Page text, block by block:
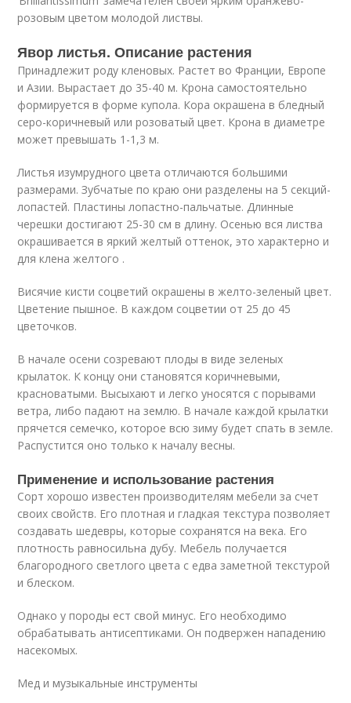
розовым цветом молодой листвы.
Явор листья. Описание растения
Принадлежит роду кленовых. Растет во Франции, Европе
и Азии. Вырастает до 35-40 м. Крона самостоятельно
формируется в форме купола. Кора окрашена в бледный
серо-коричневый или розоватый цвет. Крона в диаметре
может превышать 1-1,3 м.
Листья изумрудного цвета отличаются большими
размерами. Зубчатые по краю они разделены на 5 секций-
лопастей. Пластины лопастно-пальчатые. Длинные
черешки достигают 25-30 см в длину. Осенью вся листва
окрашивается в яркий желтый оттенок, это характерно и
для клена желтого .
Висячие кисти соцветий окрашены в желто-зеленый цвет.
Цветение пышное. В каждом соцветии от 25 до 45
цветочков.
В начале осени созревают плоды в виде зеленых
крылаток. К концу они становятся коричневыми,
красноватыми. Высыхают и легко уносятся с порывами
ветра, либо падают на землю. В начале каждой крылатки
прячется семечко, которое всю зиму будет спать в земле.
Распустится оно только к началу весны.
Применение и использование растения
Сорт хорошо известен производителям мебели за счет
своих свойств. Его плотная и гладкая текстура позволяет
создавать шедевры, которые сохранятся на века. Его
плотность равносильна дубу. Мебель получается
благородного светлого цвета с едва заметной текстурой
и блеском.
Однако у породы ест свой минус. Его необходимо
обрабатывать антисептиками. Он подвержен нападению
насекомых.
Мед и музыкальные инструменты